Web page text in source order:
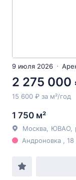
9 июля 2026
2 275 000
15 600 ₽ за м²/год
1 750 м²
Москва ЮВАО
Андроновка ,